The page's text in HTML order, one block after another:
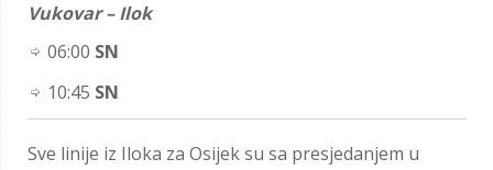
Vukovar – Ilok
06:00 SN
10:45 SN
Sve linije iz Iloka za Osijek su sa presjedanjem u